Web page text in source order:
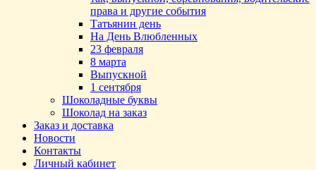
права и другие события
Татьянин день
На День Влюбленных
23 февраля
8 марта
Выпускной
1 сентября
Шоколадные буквы
Шоколад на заказ
Заказ и доставка
Новости
Контакты
Личный кабинет